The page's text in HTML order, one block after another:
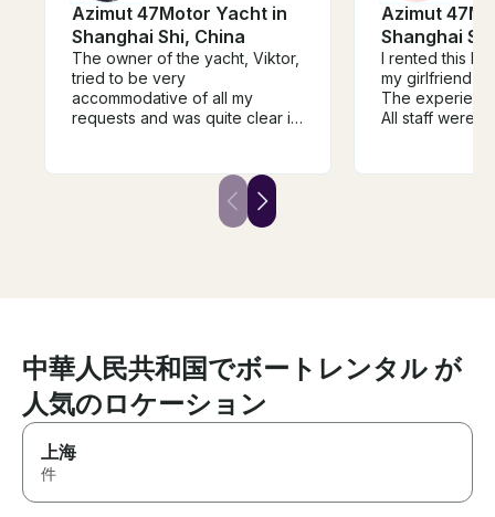
Azimut 47Motor Yacht in
Shanghai Shi, China
The owner of the yacht, Viktor,
tried to be very
accommodative of all my
requests and was quite clear in
birthday and proposed to her
as a surprise in the deck when
the lights at the bund were on.
Azimut
Shanghai
I rented this
my girlfriend
The
All staff were
lights. We
中華人民共和国でボートレンタル が
人気のロケーション
上海
件